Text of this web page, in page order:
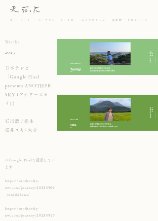
ポートレート 出版物 プロフィール
パーソナル エキシビジョン
ワークス
Works
2023
日本テレビ
「Google Pixel
presents ANOTHER
SKY (アナザースカ
イ)」
石川恋 / 栃木
桜井ユキ/ 大分
※Google Pixelで撮影してい
ます
https://anothersky-
ntv.com/journey/20230901
_renishikawa/
https://anothersky-
ntv.com/journey/20230915